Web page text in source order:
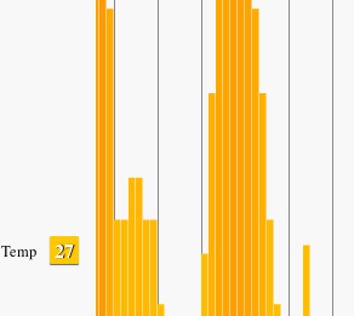
Temp 27